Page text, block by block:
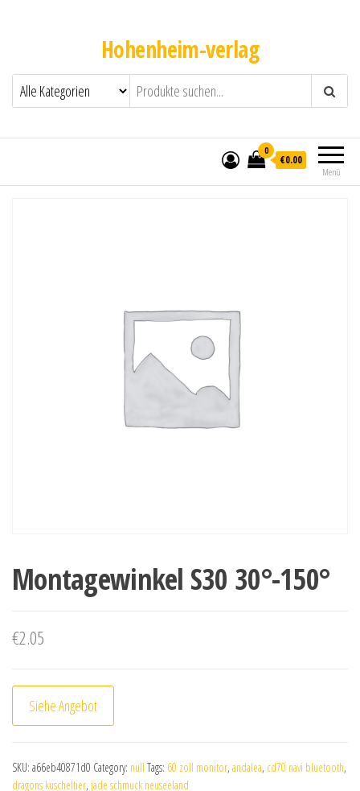
Hohenheim-verlag
Menü
0
€0.00
Montagewinkel S30 30°-150°
€2.05
Siehe Angebot
SKU: a66eb40871d0 Category: null Tags: 60 zoll monitor, andalea, cd70 navi bluetooth,
dragons kuscheltier, jade schmuck neuseeland